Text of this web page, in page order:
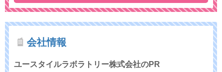
会社情報
ユースタイルラボラトリー株式会社のPR